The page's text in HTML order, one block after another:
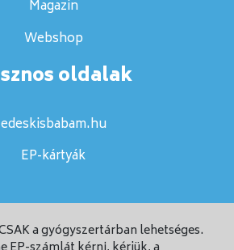
Magazin
Webshop
oldalak
edeskisbabam.hu
EP-kártyák
a gyógyszertárban lehetséges.